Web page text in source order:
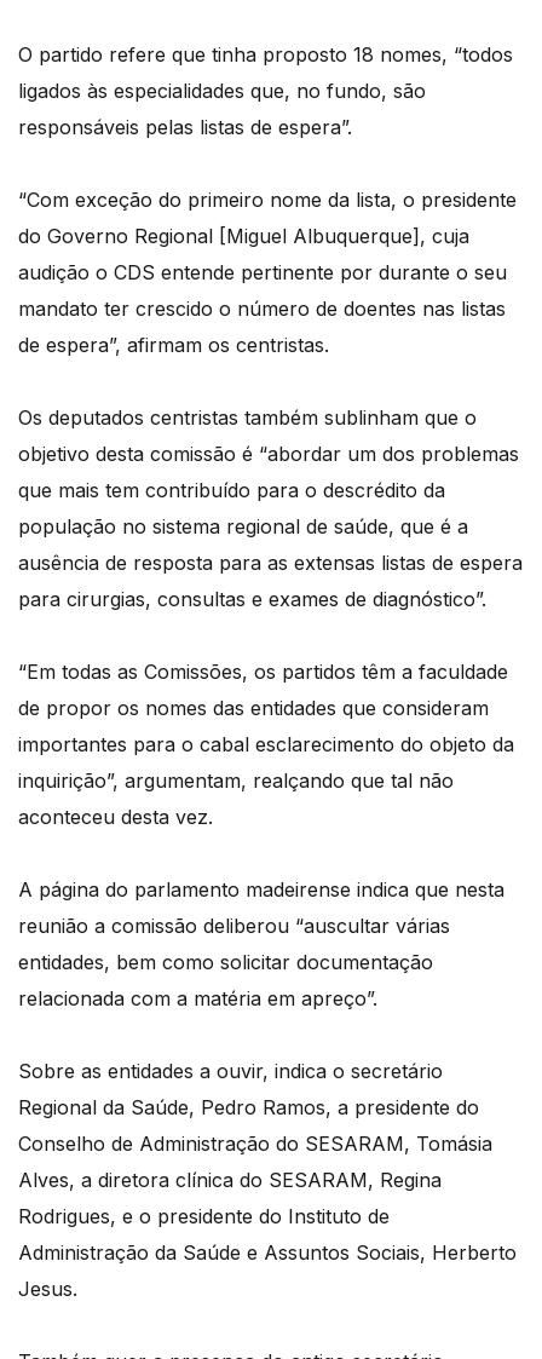
O partido refere que tinha proposto 18 nomes, “todos
ligados às especialidades que, no fundo, são
responsáveis pelas listas de espera”.
“Com exceção do primeiro nome da lista, o presidente
do Governo Regional [Miguel Albuquerque], cuja
audição o CDS entende pertinente por durante o seu
mandato ter crescido o número de doentes nas listas
de espera”, afirmam os centristas.
Os deputados centristas também sublinham que o
objetivo desta comissão é “abordar um dos problemas
que mais tem contribuído para o descrédito da
população no sistema regional de saúde, que é a
ausência de resposta para as extensas listas de espera
para cirurgias, consultas e exames de diagnóstico”.
“Em todas as Comissões, os partidos têm a faculdade
de propor os nomes das entidades que consideram
importantes para o cabal esclarecimento do objeto da
inquirição”, argumentam, realçando que tal não
aconteceu desta vez.
A página do parlamento madeirense indica que nesta
reunião a comissão deliberou “auscultar várias
entidades, bem como solicitar documentação
relacionada com a matéria em apreço”.
Sobre as entidades a ouvir, indica o secretário
Regional da Saúde, Pedro Ramos, a presidente do
Conselho de Administração do SESARAM, Tomásia
Alves, a diretora clínica do SESARAM, Regina
Rodrigues, e o presidente do Instituto de
Administração da Saúde e Assuntos Sociais, Herberto
Jesus.